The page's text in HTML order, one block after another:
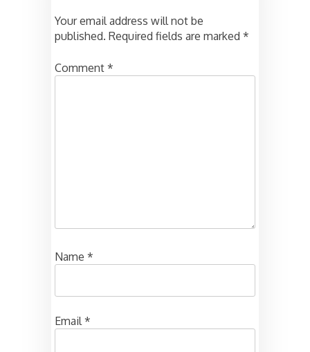
Your email address will not be
published. Required fields are marked *
Comment *
Name *
Email *